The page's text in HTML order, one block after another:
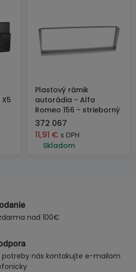
Plastový rámik
autorádia - Alfa
Romeo 156 - strieborný
372 067
11,91 € s DPH
Skladom
nad 100€
potreby nás kontakujte e-mailom